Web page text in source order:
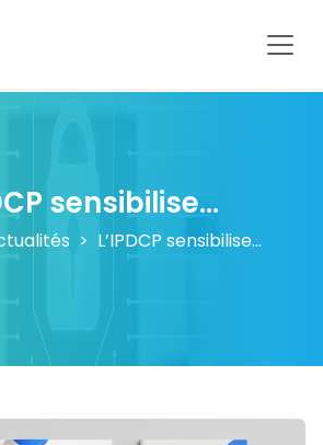
sensibilise...
L’IPDCP sensibilise...